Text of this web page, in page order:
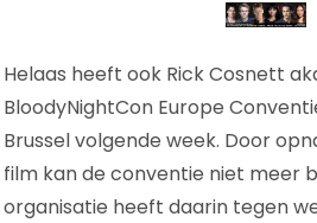
Helaas heeft ook Rick Cosnett
BloodyNightCon Europe
Brussel volgende week. Door
film kan de conventie niet meer
organisatie heeft daarin tegen